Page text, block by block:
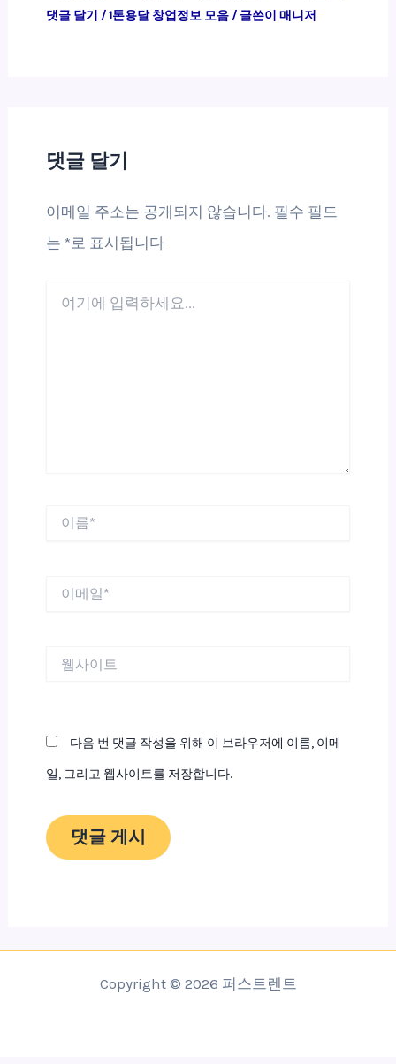
댓글 달기 /1톤용달 창업정보 모음/ 글쓴이 매니저
댓글 달기
이메일 주소는 공개되지 않습니다. 필수 필드
는 * 로 표시됩니다
다음 번 댓글 작성을 위해 이 브라우저에 이름, 이메
일, 그리고 웹사이트를 저장합니다.
Copyright © 2026 퍼스트렌트